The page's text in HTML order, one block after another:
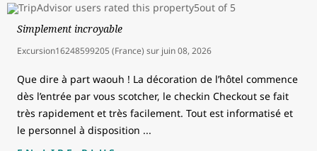
Simplement incroyable
Excursion16248599205 (France) sur juin 08, 2026
Que dire à part waouh ! La décoration de l’hôtel commence
dès l’entrée par vous scotcher, le checkin Checkout se fait
très rapidement et très facilement. Tout est informatisé et
le personnel à disposition ...